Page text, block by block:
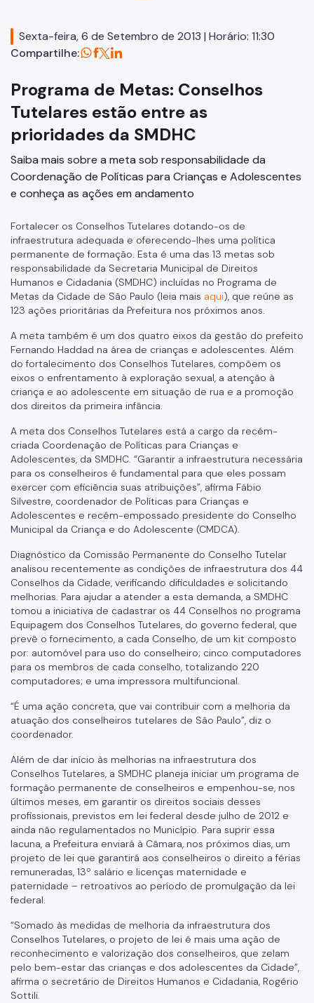
Egressos e Familiares
Imigrantes e Trabalho Decente
Juventude
Mulheres
Ouvidoria de Direitos Humanos
Pessoa Idosa
Pessoas Desaparecidas
Políticas sobre Drogas
População em Situação de Rua
Povos Indígenas
Promoção e Defesa dos Direitos Humanos
Prêmios
Fundos Vinculados
Fundo de Abastecimento Alimentar de São Paulo - FAASP
Fundo Municipal de Combate à Fome - FUMCAF
Fundo Municipal do Idoso - FMID
Fundo Municipal dos Direitos da Criança e do Adolescente
- FUMCAD
Imprensa
Assessoria de Imprensa
Notícias
Painel da Rede de Direitos Humanos
Legislação
Links Úteis
Proteção de Dados Pessoais e Privacidade
Sexta-feira, 6 de Setembro de 2013 | Horário: 11:30
Compartilhe:
Programa de Metas: Conselhos
Tutelares estão entre as
prioridades da SMDHC
Saiba mais sobre a meta sob responsabilidade da
Coordenação de Políticas para Crianças e Adolescentes
e conheça as ações em andamento
Fortalecer os Conselhos Tutelares dotando-os de
infraestrutura adequada e oferecendo-lhes uma política
permanente de formação. Esta é uma das 13 metas sob
responsabilidade da Secretaria Municipal de Direitos
Humanos e Cidadania (SMDHC) incluídas no Programa de
Metas da Cidade de São Paulo (leia mais aqui), que reúne as
123 ações prioritárias da Prefeitura nos próximos anos.
A meta também é um dos quatro eixos da gestão do prefeito
Fernando Haddad na área de crianças e adolescentes. Além
do fortalecimento dos Conselhos Tutelares, compõem os
eixos o enfrentamento à exploração sexual, a atenção à
criança e ao adolescente em situação de rua e a promoção
dos direitos da primeira infância.
A meta dos Conselhos Tutelares está a cargo da recém-
criada Coordenação de Políticas para Crianças e
Adolescentes, da SMDHC. “Garantir a infraestrutura necessária
para os conselheiros é fundamental para que eles possam
exercer com eficiência suas atribuições”, afirma Fábio
Silvestre, coordenador de Políticas para Crianças e
Adolescentes e recém-empossado presidente do Conselho
Municipal da Criança e do Adolescente (CMDCA).
Diagnóstico da Comissão Permanente do Conselho Tutelar
analisou recentemente as condições de infraestrutura dos 44
Conselhos da Cidade, verificando dificuldades e solicitando
melhorias. Para ajudar a atender a esta demanda, a SMDHC
tomou a iniciativa de cadastrar os 44 Conselhos no programa
Equipagem dos Conselhos Tutelares, do governo federal, que
prevê o fornecimento, a cada Conselho, de um kit composto
por: automóvel para uso do conselheiro; cinco computadores
para os membros de cada conselho, totalizando 220
computadores; e uma impressora multifuncional.
“É uma ação concreta, que vai contribuir com a melhoria da
atuação dos conselheiros tutelares de São Paulo”, diz o
coordenador.
Além de dar início às melhorias na infraestrutura dos
Conselhos Tutelares, a SMDHC planeja iniciar um programa de
formação permanente de conselheiros e empenhou-se, nos
últimos meses, em garantir os direitos sociais desses
profissionais, previstos em lei federal desde julho de 2012 e
ainda não regulamentados no Município. Para suprir essa
lacuna, a Prefeitura enviará à Câmara, nos próximos dias, um
projeto de lei que garantirá aos conselheiros o direito a férias
remuneradas, 13º salário e licenças maternidade e
paternidade – retroativos ao período de promulgação da lei
federal.
“Somado às medidas de melhoria da infraestrutura dos
Conselhos Tutelares, o projeto de lei é mais uma ação de
reconhecimento e valorização dos conselheiros, que zelam
pelo bem-estar das crianças e dos adolescentes da Cidade”,
afirma o secretário de Direitos Humanos e Cidadania, Rogério
Sottili.